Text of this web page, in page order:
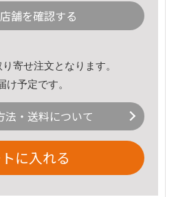
舗を確認する
寄せ注文となります。
け予定です。
法・送料について
に入れる